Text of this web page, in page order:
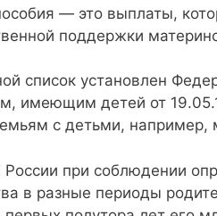
— это выплаты,
поддержки
список установлен
имеющим детей от
с детьми, например,
при соблюдении
в разные периоды